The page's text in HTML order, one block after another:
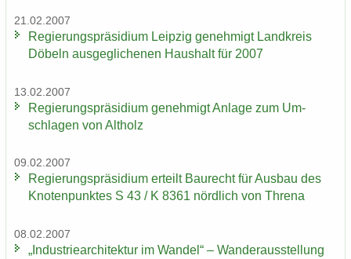
21.02.2007
Re­gie­rungs­prä­si­di­um Leip­zig ge­neh­migt Land­kreis
Dö­beln aus­ge­gli­che­nen Haus­halt für 2007
13.02.2007
Re­gie­rungs­prä­si­di­um ge­neh­migt An­la­ge zum Um­
schla­gen von Alt­holz
09.02.2007
Re­gie­rungs­prä­si­di­um er­teilt Bau­recht für Aus­bau des
Kno­ten­punk­tes S 43 / K 8361 nörd­lich von Thre­na
08.02.2007
„In­dus­trie­ar­chi­tek­tur im Wan­del“ – Wan­der­aus­stel­lung